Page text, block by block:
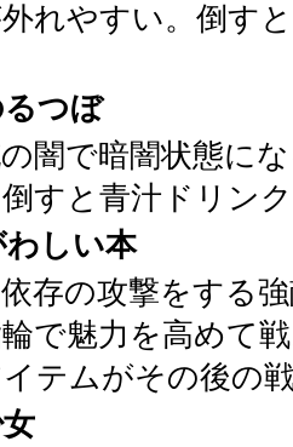
れやすい。倒す
つぼ
闇で暗闇状態に
すと青汁ドリン
わしい本
存の攻撃をする
で魅力を高めて
テムがその後の